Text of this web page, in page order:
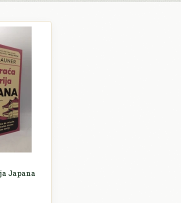
Japana